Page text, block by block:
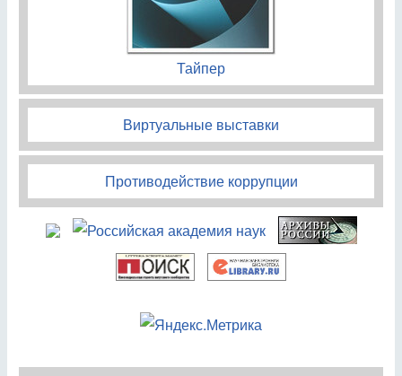
Тайпер
Виртуальные выставки
Противодействие коррупции